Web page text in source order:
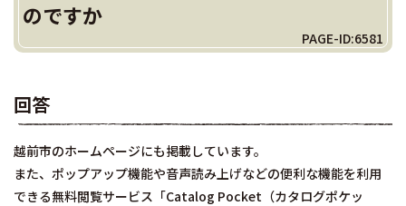
のですか
PAGE-ID:6581
回答
越前市のホームページにも掲載しています。
また、ポップアップ機能や音声読み上げなどの便利な機能を利用
できる無料閲覧サービス「Catalog Pocket（カタログポケッ